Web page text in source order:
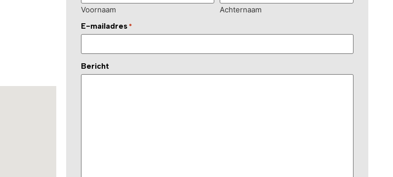
Voornaam
Achternaam
E-mailadres *
Bericht